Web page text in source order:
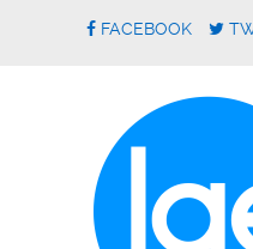
FACEBOOK